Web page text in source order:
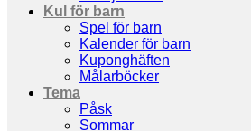
Kul för barn
Spel för barn
Kalender för barn
Kuponghäften
Målarböcker
Tema
Påsk
Sommar